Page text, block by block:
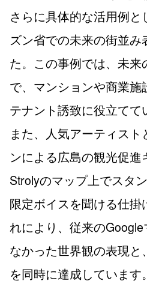
さらに具体的な活用例
ズン省での未来の街並み
た。この事例では、未来
で、マンションや商業施
テナント誘致に役立てて
また、人気アーティスト
ンによる広島の観光促進
Strolyのマップ上でスタ
限定ボイスを聞ける仕掛
れにより、従来の
なかった世界観の表現と
を同時に達成しています。